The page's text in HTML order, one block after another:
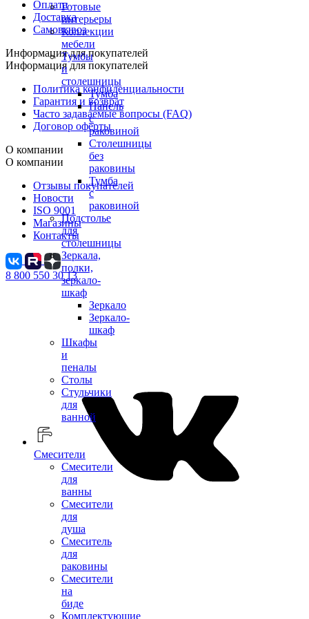
Готовые
интерьеры
Коллекции
мебели
Тумбы
и
столешницы
Тумба
Панель
с
раковиной
Столешницы
без
раковины
Тумба
с
раковиной
Подстолье
для
столешницы
Зеркала,
полки,
зеркало-
шкаф
Зеркало
Зеркало-
шкаф
Шкафы
и
пеналы
Столы
Стульчики
для
ванной
Смесители
Смесители
для
ванны
Смесители
для
душа
Смеситель
для
раковины
Смесители
на
биде
Комплектующие
Оплата
Доставка
Самовывоз
Информация для покупателей
Информация для покупателей
Политика конфиденциальности
Гарантия и возврат
Часто задаваемые вопросы (FAQ)
Договор оферты
О компании
О компании
Отзывы покупателей
Новости
ISO 9001
Магазины
Контакты
8 800 550 30 13